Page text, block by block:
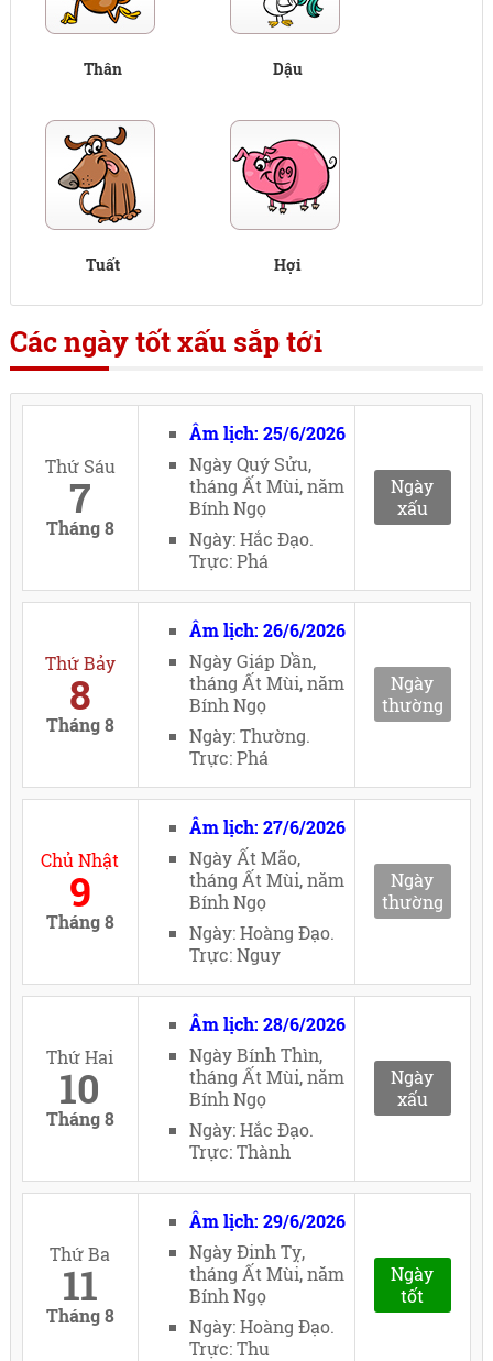
Thân Dậu
Tuất Hợi
Các ngày tốt xấu sắp tới
Thứ Sáu
7
Tháng 8
Âm lịch: 25/6/2026
Ngày Quý Sửu,
tháng Ất Mùi, năm
Bính Ngọ
Ngày: Hắc Đạo.
Trực: Phá
Ngày
xấu
Thứ Bảy
8
Tháng 8
Âm lịch: 26/6/2026
Ngày Giáp Dần,
tháng Ất Mùi, năm
Bính Ngọ
Ngày: Thường.
Trực: Phá
Ngày
thường
Chủ Nhật
9
Tháng 8
Âm lịch: 27/6/2026
Ngày Ất Mão,
tháng Ất Mùi, năm
Bính Ngọ
Ngày: Hoàng Đạo.
Trực: Nguy
Ngày
thường
Thứ Hai
10
Tháng 8
Âm lịch: 28/6/2026
Ngày Bính Thìn,
tháng Ất Mùi, năm
Bính Ngọ
Ngày: Hắc Đạo.
Trực: Thành
Ngày
xấu
Thứ Ba
11
Tháng 8
Âm lịch: 29/6/2026
Ngày Đinh Tỵ,
tháng Ất Mùi, năm
Bính Ngọ
Ngày: Hoàng Đạo.
Trực: Thu
Ngày
tốt